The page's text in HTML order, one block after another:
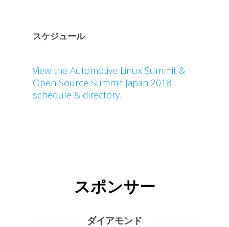
プログラム
スポンサー
スケジュール
View the Automotive Linux Summit &
Open Source Summit Japan 2018
schedule & directory.
スポンサー
ダイアモンド